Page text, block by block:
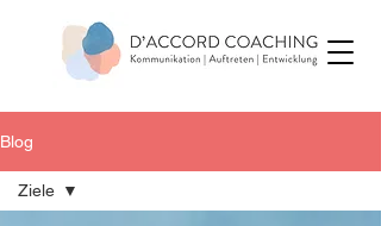
Blog
Ziele